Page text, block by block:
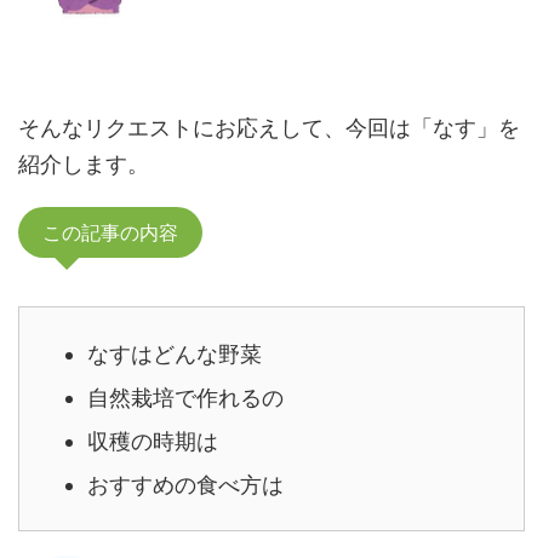
そんなリクエストにお応えして、今回は「なす」を
紹介します。
この記事の内容
なすはどんな野菜
自然栽培で作れるの
収穫の時期は
おすすめの食べ方は